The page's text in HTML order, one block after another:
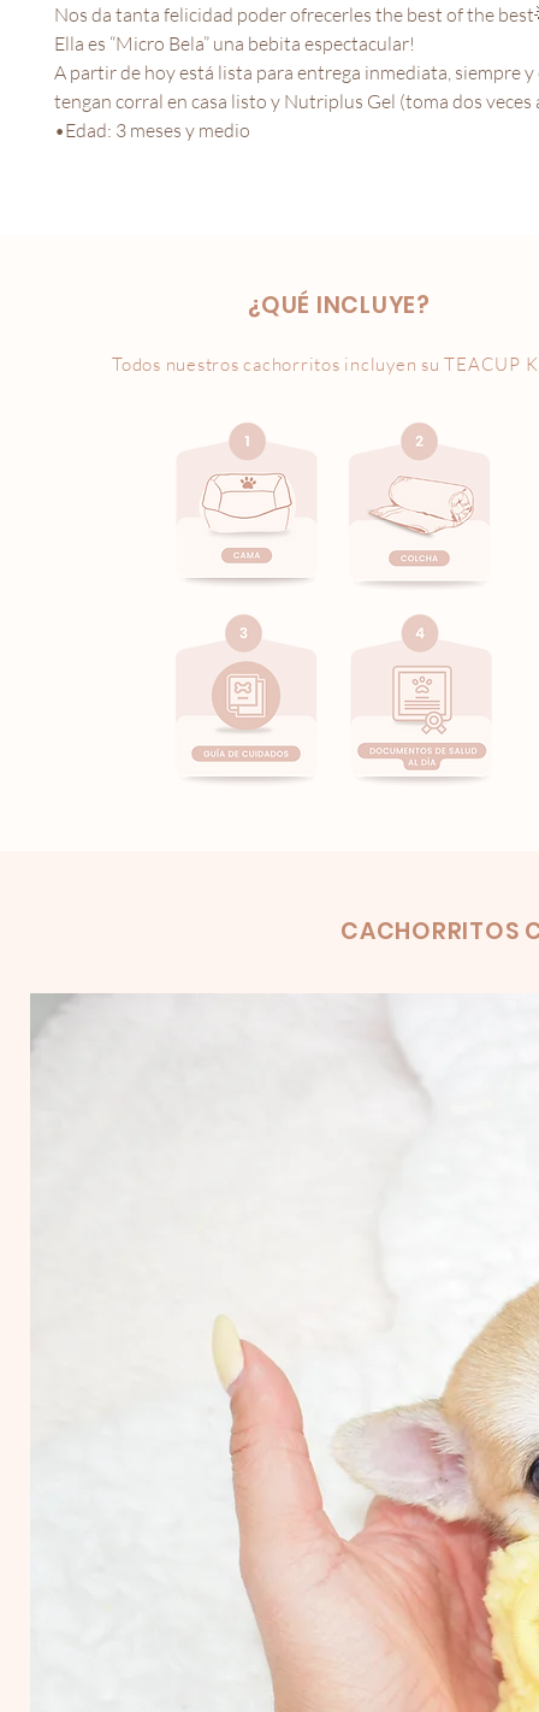
Nos da tanta felicidad poder ofrecerles the best of the
Ella es “Micro Bela” una bebita espectacular!
A partir de hoy está lista para entrega inmediata, siempre
tengan corral en casa listo y Nutriplus Gel (toma dos veces
•Edad: 3 meses y medio
¿QUÉ INCLUYE?
Todos nuestros cachorritos incluyen su TEACUP
CACHORRITOS